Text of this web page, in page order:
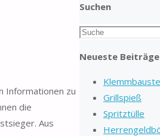
Informationen zu
die
Aus
Suchen
Suchen
Neueste Beiträge
Grillspieß
Spritztülle